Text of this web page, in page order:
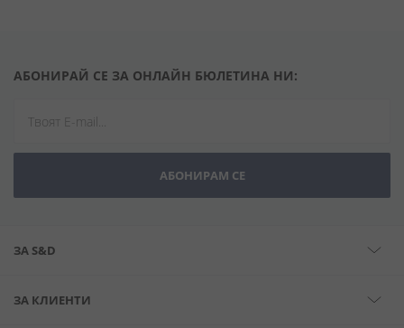
АБОНИРАЙ СЕ ЗА ОНЛАЙН БЮЛЕТИНА НИ:
АБОНИРАМ СЕ
ЗА S&D
ЗА КЛИЕНТИ